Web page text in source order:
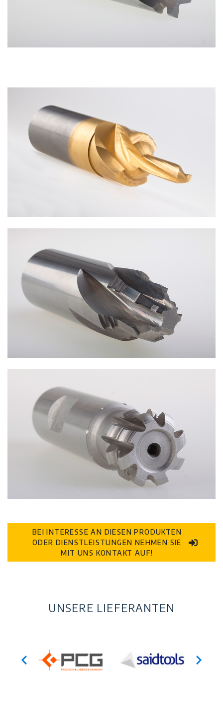
BEI INTERESSE AN DIESEN PRODUKTEN
ODER DIENSTLEISTUNGEN NEHMEN SIE
MIT UNS KONTAKT AUF!
UNSERE LIEFERANTEN